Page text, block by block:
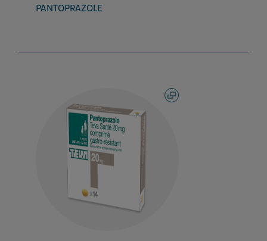
PANTOPRAZOLE